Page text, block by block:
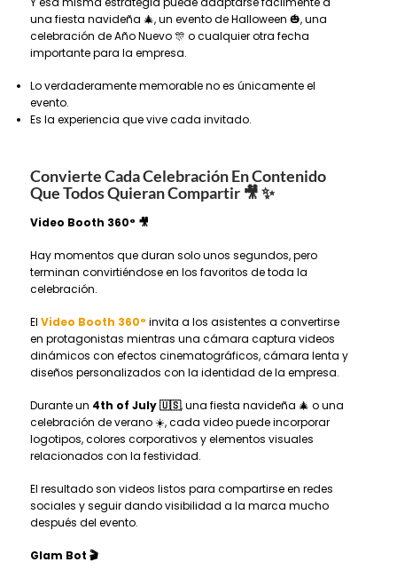
una fiesta navideña 🎄, un evento de Halloween 🎃, una
celebración de Año Nuevo 🎊 o cualquier otra fecha
importante para la empresa.
Lo verdaderamente memorable no es únicamente el
evento.
Es la experiencia que vive cada invitado.
Convierte Cada Celebración En Contenido
Que Todos Quieran Compartir 🎥 ✨
Video Booth 360° 🎥
Hay momentos que duran solo unos segundos, pero
terminan convirtiéndose en los favoritos de toda la
celebración.
El Video Booth 360° invita a los asistentes a convertirse
en protagonistas mientras una cámara captura videos
dinámicos con efectos cinematográficos, cámara lenta y
diseños personalizados con la identidad de la empresa.
Durante un 4th of July 🇺🇸, una fiesta navideña 🎄 o una
celebración de verano ☀️, cada video puede incorporar
logotipos, colores corporativos y elementos visuales
relacionados con la festividad.
El resultado son videos listos para compartirse en redes
sociales y seguir dando visibilidad a la marca mucho
después del evento.
Glam Bot 🎬